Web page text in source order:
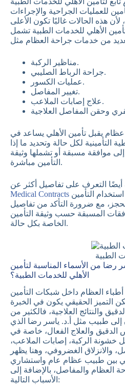
للعمليات الجراحية والإجراءات
لأن هذه الحالات غالبًا تكون الأعلى
الأهلي للخدمات الطبية تشمل
مناظير الركبة.
جراحة الرباط الصليبي.
عمليات الكسور.
تغيير المفاصل.
علاج إصابات الملاعب.
يقبل تأمين الأهلي يساعد في
التأمينية لكل حالة وتحديد ما إذا
إلى موافقة مسبقة أو تشملها وثيقة
التأمين مباشرة.
Medical Contracts
مع ضرورة التأكد من تفاصيل
المسبقة حسب وثيقة التأمين
الخاصة بكل حالة.
الطبية
رضا من الأسماء المناسبة لتأمين
الأهلي للخدمات الطبية؟
العظام داخل شبكات التأمين
التميز الحقيقي يكون في الخبرة
والنتائج العلاجية، فالكثير من
إلى طبيب مثل أ.د. ياسر رضا الذي
الدقيق والعلاج الفعال، خاصة في
خشونة الركبة، إصابات الملاعب،
والانزلاق الغضروفي، وهنا يظهر
بين طبيب عظام عام واستشاري
والمفاصل، بالإضافة إلى
الأسباب التالية: